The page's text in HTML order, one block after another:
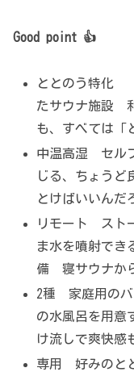
Good point 👍
ととのう特化
たサウナ施設
も、すべては「
中温高湿 セル
じる、ちょう
とけばいいんだ
リモート スト
ま水を噴射でき
備 寝サウナか
2種 家庭用のバ
の水風呂を用
け流しで爽快感
専用 好みのと